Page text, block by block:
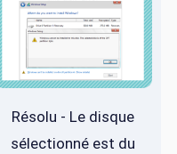
Résolu - Le disque
sélectionné est du